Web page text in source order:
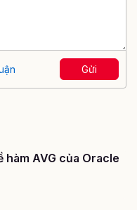
Gửi
hàm AVG của Oracle